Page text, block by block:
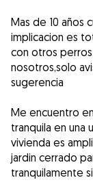
Mas de 10 años
implicacion es
con otros
nosotros,solo
sugerencia
Me encuentro
tranquila en una
vivienda es
jardin cerrado
tranquilamente